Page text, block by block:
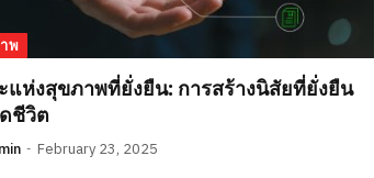
พ
แห่งสุขภาพที่ยั่งยืน: การสร้างนิสัยที่ยั่งยืน
ชีวิต
February 23, 2025